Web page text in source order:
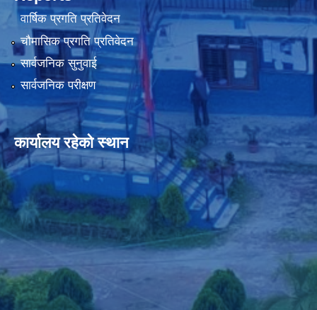
वार्षिक प्रगति प्रतिवेदन
चौमासिक प्रगति प्रतिवेदन
सार्वजनिक सुनुवाई
सार्वजनिक परीक्षण
कार्यालय रहेको स्थान